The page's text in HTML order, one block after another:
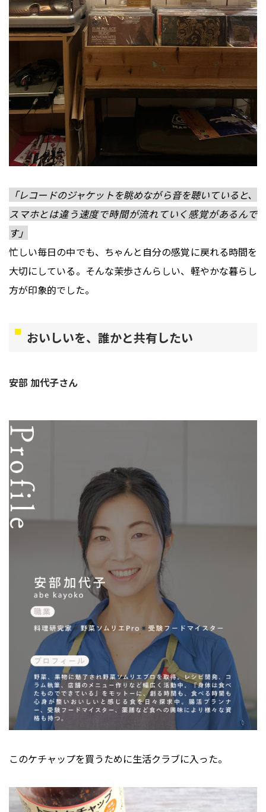
「レコードのジャケットを眺めながら音を聴いていると、
スマホとは違う速度で時間が流れていく感覚があるんで
す」
忙しい毎日の中でも、ちゃんと自分の感覚に戻れる時間を
大切にしている。そんな茉歩さんらしい、軽やかな暮らし
方が印象的でした。
おいしいを、誰かと共有したい
安部 加代子さん
このケチャップを買うために生活クラブに入った。